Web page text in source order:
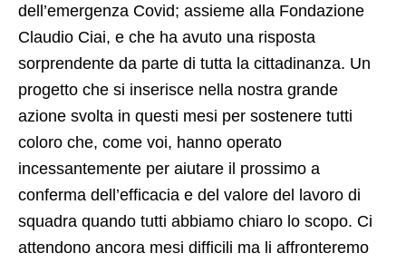
dell’emergenza Covid; assieme alla Fondazione
Claudio Ciai, e che ha avuto una risposta
sorprendente da parte di tutta la cittadinanza. Un
progetto che si inserisce nella nostra grande
azione svolta in questi mesi per sostenere tutti
coloro che, come voi, hanno operato
incessantemente per aiutare il prossimo a
conferma dell’efficacia e del valore del lavoro di
squadra quando tutti abbiamo chiaro lo scopo. Ci
attendono ancora mesi difficili ma li affronteremo